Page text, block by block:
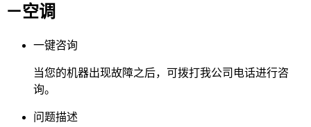
－空调
一键咨询
当您的机器出现故障之后，可拨打我公司电话进行咨
询。
问题描述